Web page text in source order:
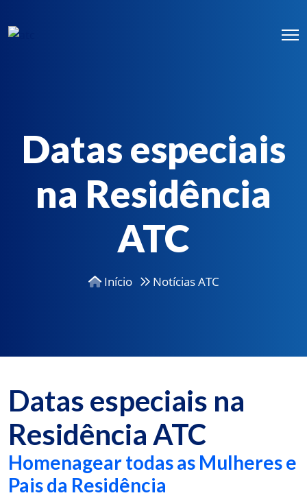
Datas especiais
na Residência
ATC
Início Notícias ATC
Datas especiais na
Residência ATC
Homenagear todas as Mulheres e
Pais da Residência